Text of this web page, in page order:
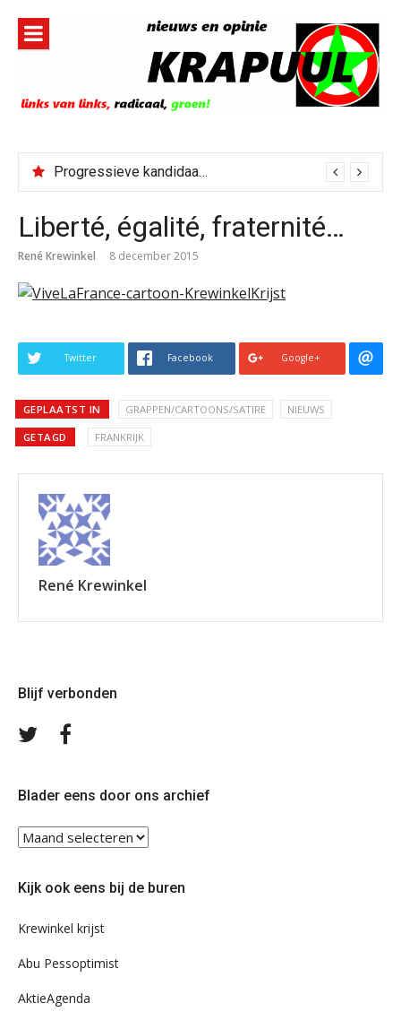
inhoud
Progressieve kandidaat El-Sayed senaatskandidaat Michigan
Liberté, égalité, fraternité…
René Krewinkel 8 december 2015
Twitter Facebook Google+
GEPLAATST IN GRAPPEN/CARTOONS/SATIRE NIEUWS
GETAGD FRANKRIJK
René Krewinkel
Blijf verbonden
Volg
Blader eens door ons archief
Blader
eens
ons
Kijk ook eens bij de buren
Krewinkel krijst
Abu Pessoptimist
AktieAgenda